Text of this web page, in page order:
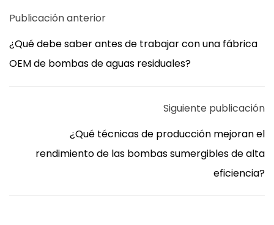
Publicación anterior
¿Qué debe saber antes de trabajar con una fábrica
OEM de bombas de aguas residuales?
Siguiente publicación
¿Qué técnicas de producción mejoran el
rendimiento de las bombas sumergibles de alta
eficiencia?